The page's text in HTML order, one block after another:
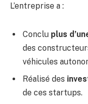
L’entreprise a :
Conclu plus
des
véhicules
Réalisé des
de ces startups.